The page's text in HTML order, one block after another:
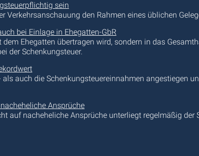
sein
Verkehrsanschauung den Rahmen eines üblichen
bei Einlage in Ehegatten-GbR
Ehegatten übertragen wird, sondern in das
der Schenkungsteuer.
auch die Schenkungsteuereinnahmen angestiegen
Ansprüche
auf nacheheliche Ansprüche unterliegt regelmäßig der